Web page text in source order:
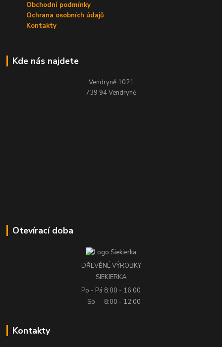
Obchodní podmínky
Ochrana osobních údajů
Kontakty
Kde nás najdete
Vendryně 1021
739 94 Vendryně
Otevírací doba
DŘEVĚNÉ VÝROBKY
SIEKIERKA
Po - Pá 8:00 - 16:00
So
8:00 - 12:00
Kontakty